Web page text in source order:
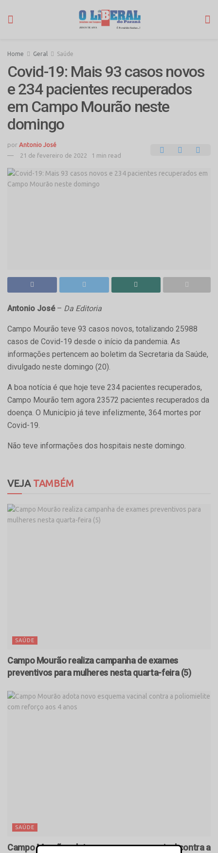
Home Geral Saúde
Covid-19: Mais 93 casos novos
e 234 pacientes recuperados
em Campo Mourão neste
domingo
por Antonio José
21 de fevereiro de 2022
1 min read
Antonio José– Da Editoria
Campo Mourão teve 93 casos novos, totalizando 25988
casos de Covid-19 desde o início da pandemia. As
informações pertencem ao boletim da Secretaria da Saúde,
divulgado neste domingo (20).
A boa notícia é que hoje teve 234 pacientes recuperados,
Campo Mourão tem agora 23572 pacientes recuperados da
doença. O Município já teve infelizmente, 364 mortes por
Covid-19.
Não teve informações dos hospitais neste domingo.
VEJATAMBÉM
SAÚDE
Campo Mourão realiza campanha de exames
preventivos para mulheres nesta quarta-feira (5)
SAÚDE
Campo Mourão adota novo esquema vacinal contra a